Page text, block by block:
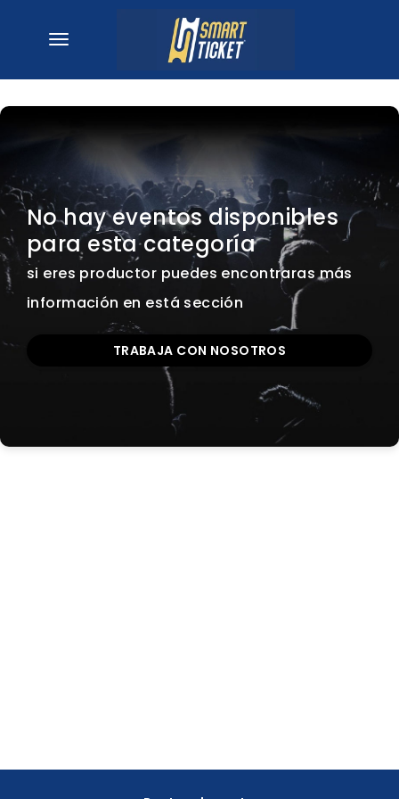
desplegar navegación
No hay eventos disponibles
para esta categoría
si eres productor puedes encontraras más
información en está sección
TRABAJA CON NOSOTROS